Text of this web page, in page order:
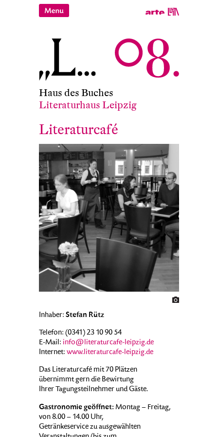
Haus des Buches
Literaturhaus Leipzig
Literaturcafé
Inhaber: Stefan Rütz
Telefon: (0341) 23 10 90 54
E-Mail: info@literaturcafe-leipzig.de
Internet: www.literaturcafe-leipzig.de
Das Literaturcafé mit 70 Plätzen
übernimmt gern die Bewirtung
Ihrer Tagungsteilnehmer und Gäste.
Gastronomie geöffnet: Montag – Freitag,
von 8.00 – 14.00 Uhr,
Getränkeservice zu ausgewählten